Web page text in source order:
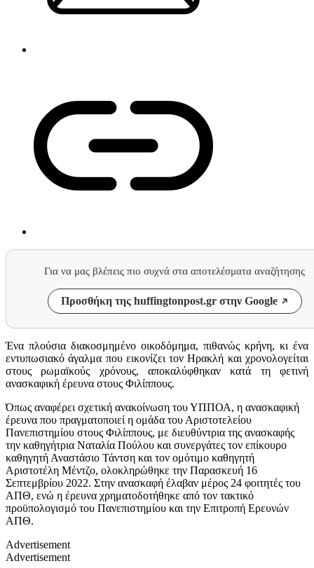
Για να μας βλέπεις πιο συχνά στα αποτελέσματα αναζήτησης
Προσθήκη της huffingtonpost.gr στην Google
Ένα πλούσια διακοσμημένο οικοδόμημα, πιθανώς κρήνη, κι ένα
εντυπωσιακό άγαλμα που εικονίζει τον Ηρακλή και χρονολογείται
στους ρωμαϊκούς χρόνους, αποκαλύφθηκαν κατά τη φετινή
ανασκαφική έρευνα στους Φιλίππους.
Όπως αναφέρει σχετική ανακοίνωση του ΥΠΠΟΑ, η ανασκαφική
έρευνα που πραγματοποιεί η ομάδα του Αριστοτελείου
Πανεπιστημίου στους Φιλίππους, με διευθύντρια της ανασκαφής
την καθηγήτρια Ναταλία Πούλου και συνεργάτες τον επίκουρο
καθηγητή Αναστάσιο Τάντση και τον ομότιμο καθηγητή
Αριστοτέλη Μέντζο, ολοκληρώθηκε την Παρασκευή 16
Σεπτεμβρίου 2022. Στην ανασκαφή έλαβαν μέρος 24 φοιτητές του
ΑΠΘ, ενώ η έρευνα χρηματοδοτήθηκε από τον τακτικό
προϋπολογισμό του Πανεπιστημίου και την Επιτροπή Ερευνών
ΑΠΘ.
Advertisement
Advertisement